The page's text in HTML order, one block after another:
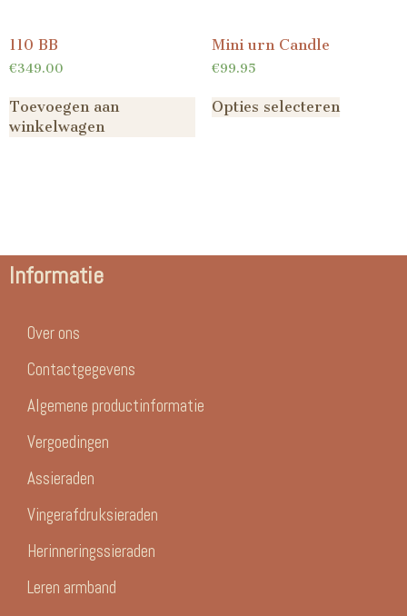
110 BB
€349.00
Toevoegen aan
winkelwagen
Mini urn Candle
€99.95
Opties selecteren
Informatie
Over ons
Contactgegevens
Algemene productinformatie
Vergoedingen
Assieraden
Vingerafdruksieraden
Herinneringssieraden
Leren armband